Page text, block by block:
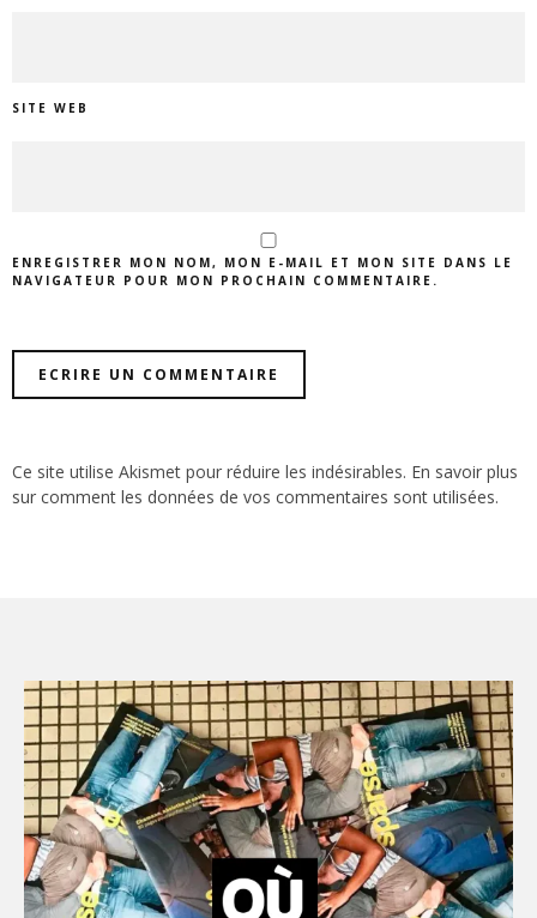
SITE WEB
ENREGISTRER MON NOM, MON E-MAIL ET MON SITE DANS LE
NAVIGATEUR POUR MON PROCHAIN COMMENTAIRE.
Ce site utilise Akismet pour réduire les indésirables. En savoir plus
sur comment les données de vos commentaires sont utilisées.